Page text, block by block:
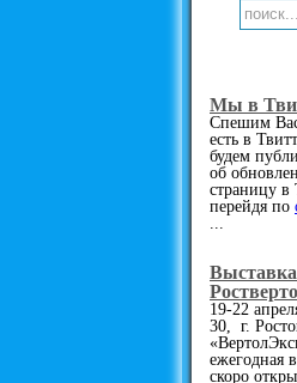
Мы в
Спешим
есть в
будем
об
страницу в
перейдя по
19-22
30, г.
ежегодная
скоро